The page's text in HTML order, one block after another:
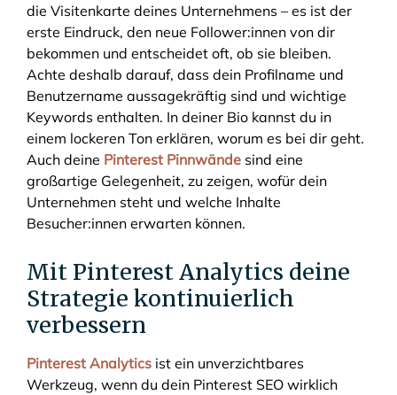
die Visitenkarte deines Unternehmens – es ist der
erste Eindruck, den neue Follower:innen von dir
bekommen und entscheidet oft, ob sie bleiben.
Achte deshalb darauf, dass dein Profilname und
Benutzername aussagekräftig sind und wichtige
Keywords enthalten. In deiner Bio kannst du in
einem lockeren Ton erklären, worum es bei dir geht.
Auch deine Pinterest Pinnwände sind eine
großartige Gelegenheit, zu zeigen, wofür dein
Unternehmen steht und welche Inhalte
Besucher:innen erwarten können.
Mit Pinterest Analytics deine
Strategie kontinuierlich
verbessern
Pinterest Analytics ist ein unverzichtbares
Werkzeug, wenn du dein Pinterest SEO wirklich